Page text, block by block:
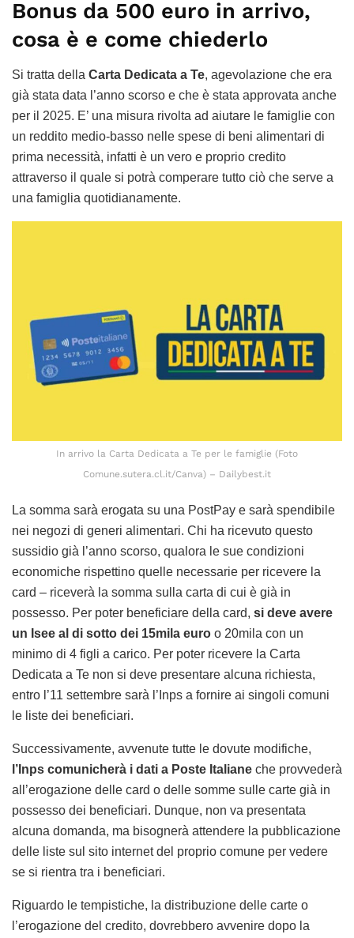
Bonus da 500 euro in arrivo,
cosa è e come chiederlo
Si tratta della Carta Dedicata a Te, agevolazione che era
già stata data l’anno scorso e che è stata approvata anche
per il 2025. E’ una misura rivolta ad aiutare le famiglie con
un reddito medio-basso nelle spese di beni alimentari di
prima necessità, infatti è un vero e proprio credito
attraverso il quale si potrà comperare tutto ciò che serve a
una famiglia quotidianamente.
In arrivo la Carta Dedicata a Te per le famiglie (Foto
Comune.sutera.cl.it/Canva) – Dailybest.it
La somma sarà erogata su una PostPay e sarà spendibile
nei negozi di generi alimentari. Chi ha ricevuto questo
sussidio già l’anno scorso, qualora le sue condizioni
economiche rispettino quelle necessarie per ricevere la
card – riceverà la somma sulla carta di cui è già in
possesso. Per poter beneficiare della card, si deve avere
un Isee al di sotto dei 15mila euro o 20mila con un
minimo di 4 figli a carico. Per poter ricevere la Carta
Dedicata a Te non si deve presentare alcuna richiesta,
entro l’11 settembre sarà l’Inps a fornire ai singoli comuni
le liste dei beneficiari.
Successivamente, avvenute tutte le dovute modifiche,
l’Inps comunicherà i dati a Poste Italiane che provvederà
all’erogazione delle card o delle somme sulle carte già in
possesso dei beneficiari. Dunque, non va presentata
alcuna domanda, ma bisognerà attendere la pubblicazione
delle liste sul sito internet del proprio comune per vedere
se si rientra tra i beneficiari.
Riguardo le tempistiche, la distribuzione delle carte o
l’erogazione del credito, dovrebbero avvenire dopo la